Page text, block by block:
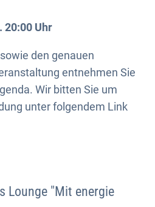
20:00 Uhr
den genauen
entnehmen Sie
Wir bitten Sie um
unter folgendem Link
Lounge "Mit energie